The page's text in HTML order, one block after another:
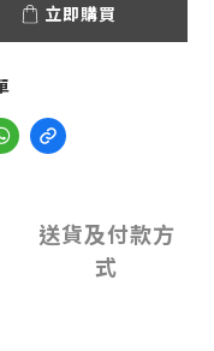
立即購買
送貨及付款方
式